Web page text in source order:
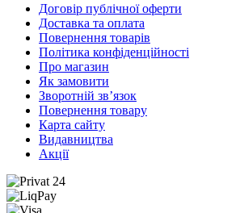
Договір публічної оферти
Доставка та оплата
Повернення товарів
Політика конфіденційності
Про магазин
Як замовити
Зворотній зв’язок
Повернення товару
Карта сайту
Видавництва
Акції